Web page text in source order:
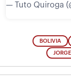
— Tuto Quiroga
BOLIVIA